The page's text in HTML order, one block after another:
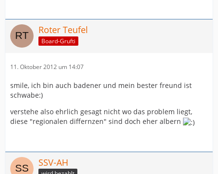
Roter Teufel
Board-Grufti
11. Oktober 2012 um 14:07
smile, ich bin auch badener und mein bester freund ist
schwabe:)
verstehe also ehrlich gesagt nicht wo das problem liegt,
diese "regionalen differnzen" sind doch eher albern
SSV-AH